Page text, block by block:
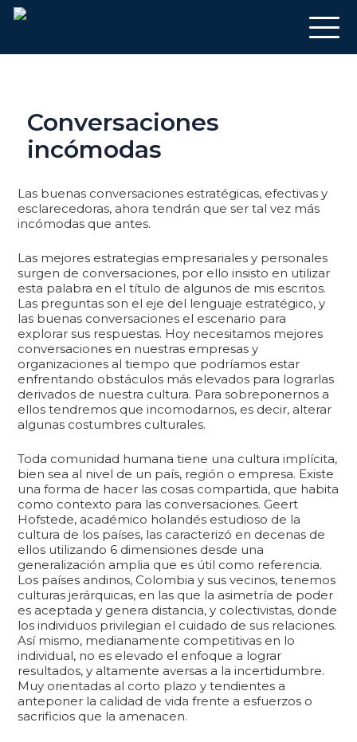
Conversaciones
incómodas
Las buenas conversaciones estratégicas, efectivas y
esclarecedoras, ahora tendrán que ser tal vez más
incómodas que antes.
Las mejores estrategias empresariales y personales
surgen de conversaciones, por ello insisto en utilizar
esta palabra en el título de algunos de mis escritos.
Las preguntas son el eje del lenguaje estratégico, y
las buenas conversaciones el escenario para
explorar sus respuestas. Hoy necesitamos mejores
conversaciones en nuestras empresas y
organizaciones al tiempo que podríamos estar
enfrentando obstáculos más elevados para lograrlas
derivados de nuestra cultura. Para sobreponernos a
ellos tendremos que incomodarnos, es decir, alterar
algunas costumbres culturales.
Toda comunidad humana tiene una cultura implícita,
bien sea al nivel de un país, región o empresa. Existe
una forma de hacer las cosas compartida, que habita
como contexto para las conversaciones. Geert
Hofstede, académico holandés estudioso de la
cultura de los países, las caracterizó en decenas de
ellos utilizando 6 dimensiones desde una
generalización amplia que es útil como referencia.
Los países andinos, Colombia y sus vecinos, tenemos
culturas jerárquicas, en las que la asimetría de poder
es aceptada y genera distancia, y colectivistas, donde
los individuos privilegian el cuidado de sus relaciones.
Así mismo, medianamente competitivas en lo
individual, no es elevado el enfoque a lograr
resultados, y altamente aversas a la incertidumbre.
Muy orientadas al corto plazo y tendientes a
anteponer la calidad de vida frente a esfuerzos o
sacrificios que la amenacen.